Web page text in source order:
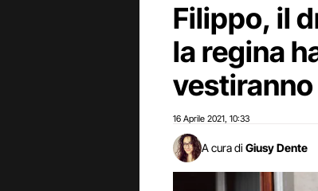
Filippo, il
la regina
16 Aprile 2021 10:33
A cura di Giusy Dente